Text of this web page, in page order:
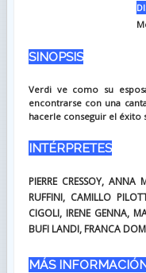
SINOPSIS
Verdi ve como su
encontrarse con una
hacerle conseguir el éxito
INTÉRPRETES
PIERRE CRESSOY, ANNA
RUFFINI, CAMILLO
CIGOLI, IRENE GENNA,
BUFI LANDI, FRANCA
MÁS